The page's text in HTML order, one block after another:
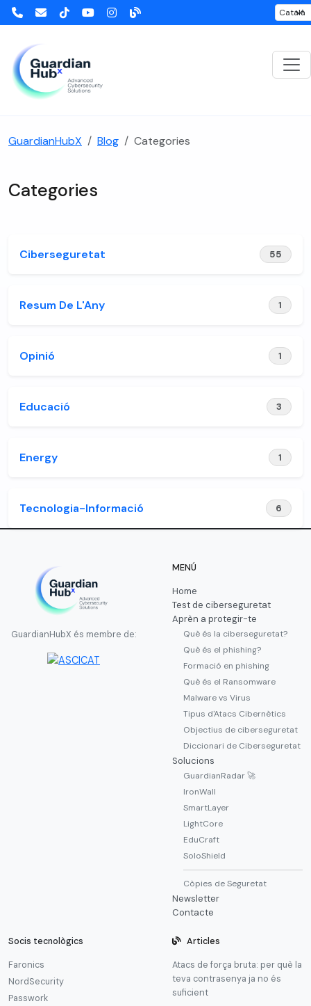
GuardianHubX Blog Categories
Categories
Ciberseguretat 55
Resum De L'Any 1
Opinió 1
Educació 3
Energy 1
Tecnologia-Informació 6
GuardianHubX és membre de:
MENÚ
Home
Test de ciberseguretat
Aprèn a protegir-te
Què és la ciberseguretat?
Què és el phishing?
Formació en phishing
Què és el Ransomware
Malware vs Virus
Tipus d'Atacs Cibernètics
Objectius de ciberseguretat
Diccionari de Ciberseguretat
Solucions
GuardianRadar 🚀
IronWall
SmartLayer
LightCore
EduCraft
SoloShield
Còpies de Seguretat
Newsletter
Contacte
Socis tecnològics
Faronics
NordSecurity
Passwork
Articles
Atacs de força bruta: per què la
teva contrasenya ja no és
suficient